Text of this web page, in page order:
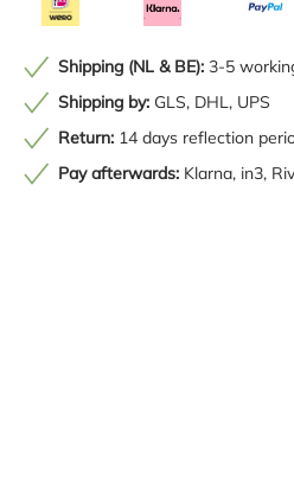
Shipping (NL & BE): 3-5
Shipping by: GLS, DHL, UPS
Return: 14 days reflection
Pay afterwards: Klarna, in3,